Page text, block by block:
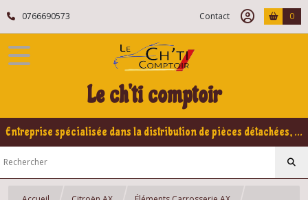
0766690573 Contact 0
Le ch'ti comptoir
Entreprise spécialisée dans la distribution de pièces détachées, refabrication pour voitures Yountimers Peugeot 205 GTI, 309 GTI - GTI16